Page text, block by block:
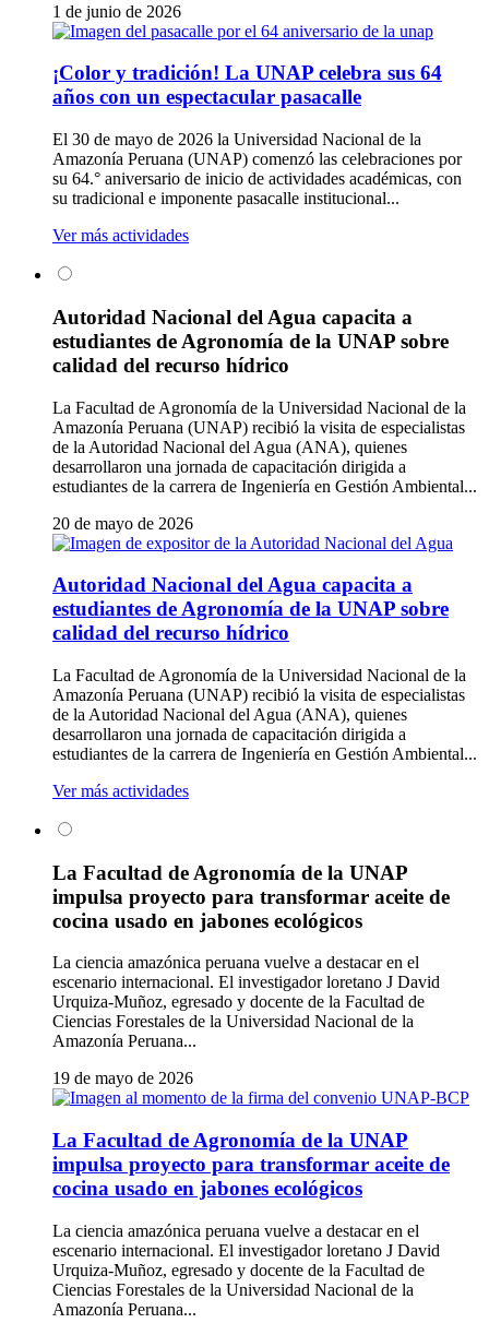
1 de junio de 2026
¡Color y tradición! La UNAP celebra sus 64
años con un espectacular pasacalle
El 30 de mayo de 2026 la Universidad Nacional de la
Amazonía Peruana (UNAP) comenzó las celebraciones por
su 64.° aniversario de inicio de actividades académicas, con
su tradicional e imponente pasacalle institucional...
Ver más actividades
Autoridad Nacional del Agua capacita a
estudiantes de Agronomía de la UNAP sobre
calidad del recurso hídrico
La Facultad de Agronomía de la Universidad Nacional de la
Amazonía Peruana (UNAP) recibió la visita de especialistas
de la Autoridad Nacional del Agua (ANA), quienes
desarrollaron una jornada de capacitación dirigida a
estudiantes de la carrera de Ingeniería en Gestión Ambiental...
20 de mayo de 2026
Autoridad Nacional del Agua capacita a
estudiantes de Agronomía de la UNAP sobre
calidad del recurso hídrico
La Facultad de Agronomía de la Universidad Nacional de la
Amazonía Peruana (UNAP) recibió la visita de especialistas
de la Autoridad Nacional del Agua (ANA), quienes
desarrollaron una jornada de capacitación dirigida a
estudiantes de la carrera de Ingeniería en Gestión Ambiental...
Ver más actividades
La Facultad de Agronomía de la UNAP
impulsa proyecto para transformar aceite de
cocina usado en jabones ecológicos
La ciencia amazónica peruana vuelve a destacar en el
escenario internacional. El investigador loretano J David
Urquiza-Muñoz, egresado y docente de la Facultad de
Ciencias Forestales de la Universidad Nacional de la
Amazonía Peruana...
19 de mayo de 2026
La Facultad de Agronomía de la UNAP
impulsa proyecto para transformar aceite de
cocina usado en jabones ecológicos
La ciencia amazónica peruana vuelve a destacar en el
escenario internacional. El investigador loretano J David
Urquiza-Muñoz, egresado y docente de la Facultad de
Ciencias Forestales de la Universidad Nacional de la
Amazonía Peruana...